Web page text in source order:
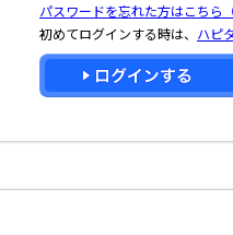
パスワードを忘れた方はこちら
初めてログインする時は、 ハピ